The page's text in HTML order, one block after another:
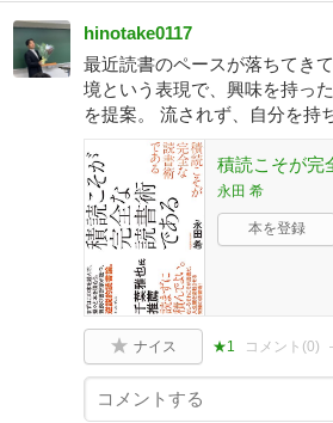
hinotake0117
最近読書のペースが落ちてき
境という表現で、興味を持っ
を提案。 流されず、自分を持
積読こそが完
永田 希
本を登録
ナイス ★1 コメント(0)